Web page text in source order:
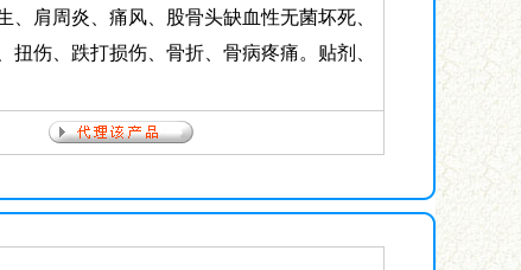
肩周炎、痛风、股骨头缺血性无菌坏死、
伤、跌打损伤、骨折、骨病疼痛。贴剂、